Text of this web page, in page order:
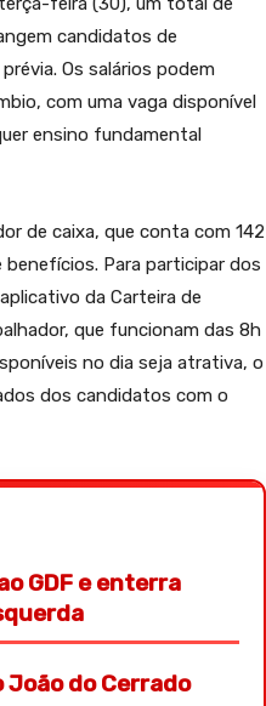
candidatos de
Os salários podem
com uma vaga disponível
ensino fundamental
de caixa, que conta com 142
Para participar dos
da Carteira de
que funcionam das 8h
no dia seja atrativa, o
dos candidatos com o
GDF e enterra
João do Cerrado